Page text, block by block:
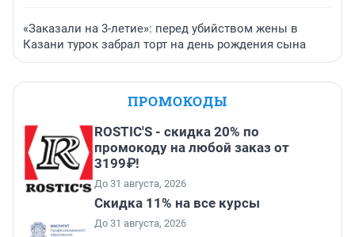
«Заказали на 3-летие»: перед убийством жены в
Казани турок забрал торт на день рождения сына
ПРОМОКОДЫ
ROSTIC'S - скидка 20% по
промокоду на любой заказ от
3199₽!
До 31 августа, 2026
Скидка 11% на все курсы
До 31 августа, 2026